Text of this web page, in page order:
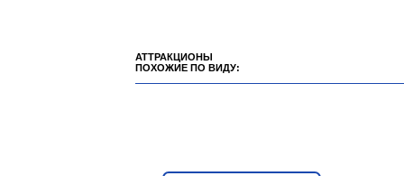
АТТРАКЦИОНЫ
ПОХОЖИЕ ПО ВИДУ: